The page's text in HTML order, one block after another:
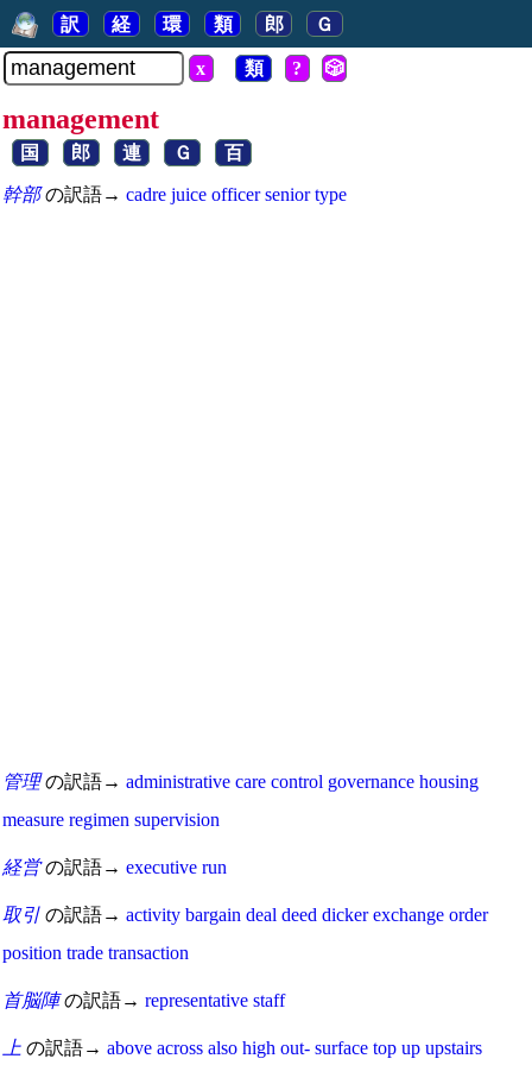
訳 経 環 類 郎 Ｇ
x 類 ? 🎲
management
国 郎 連 Ｇ 百
幹部の訳語→ cadre juice officer senior type
管理の訳語→ administrative care control governance housing
measure regimen supervision
経営の訳語→ executive run
取引 の訳語→ activity bargain deal deed dicker exchange order
position trade transaction
首脳陣の訳語→ representative staff
上 の訳語→ above across also high out- surface top up upstairs